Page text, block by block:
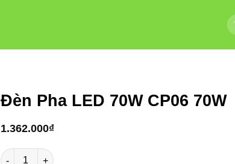
Tìm
Đèn Pha LED 70W CP06 70W
1.362.000₫
Đèn Pha LED 70W CP06 70W số lượng